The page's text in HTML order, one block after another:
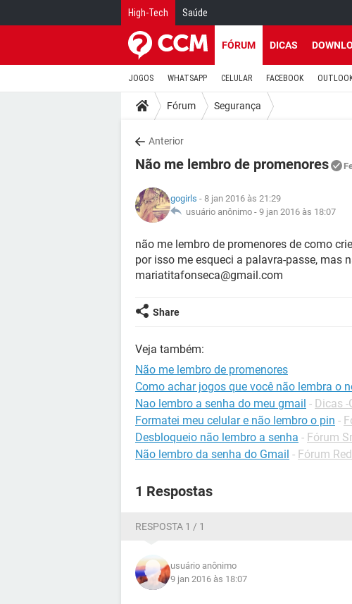
High-Tech Saúde
FÓRUM DICAS
JOGOS WHATSAPP CELULAR FACEBOOK
Fórum Segurança
Anterior
Não me lembro de promenores
gogirls - 8 jan 2016 às 21:29
usuário anônimo - 9 jan 2016 às 18:07
não me lembro de promenores de como
por isso me esqueci a palavra-passe, mas
mariatitafonseca@gmail.com
Share
Veja também:
Não me lembro de promenores
Como achar jogos que você não lembra o
Nao lembro a senha do meu gmail - Dicas -
Formatei meu celular e não lembro o pin -
Desbloqueio não lembro a senha - Fórum
Não lembro da senha do Gmail - Fórum
1 Respostas
RESPOSTA 1 / 1
usuário anônimo
9 jan 2016 às 18:07